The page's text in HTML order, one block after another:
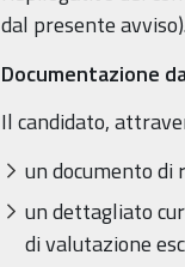
dal presente
Documentazione
Il candidato,
un documento di
un dettagliato
di valutazione